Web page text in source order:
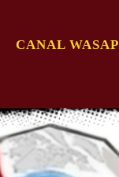
CANAL WASAP